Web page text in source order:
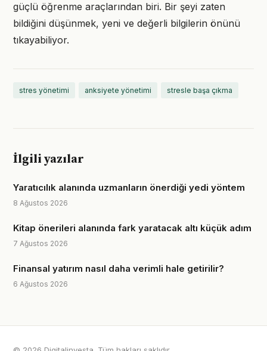
güçlü öğrenme araçlarından biri. Bir şeyi zaten
bildiğini düşünmek, yeni ve değerli bilgilerin önünü
tıkayabiliyor.
stres yönetimi anksiyete yönetimi stresle başa çıkma
İlgili yazılar
Yaratıcılık alanında uzmanların önerdiği yedi yöntem
8 Ağustos 2026
Kitap önerileri alanında fark yaratacak altı küçük adım
7 Ağustos 2026
Finansal yatırım nasıl daha verimli hale getirilir?
6 Ağustos 2026